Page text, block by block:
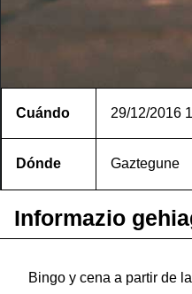
Cuándo 29/12/2016
Dónde Gaztegune
Informazio
Bingo y cena a partir de